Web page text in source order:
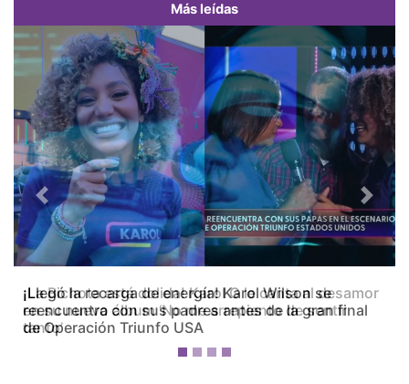
Más leídas
¡La Bichota está dolida! Karol G le canta al desamor
en su nuevo álbum ‘No me arrepiento de sentir
tanto’
Previous Next